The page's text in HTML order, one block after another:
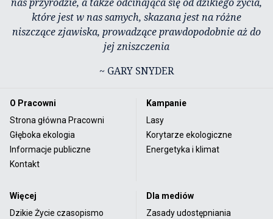
które jest w nas samych, skazana jest na różne
niszczące zjawiska, prowadzące prawdopodobnie aż do
jej zniszczenia
~ GARY SNYDER
O Pracowni
Strona główna Pracowni
Głęboka ekologia
Informacje publiczne
Kontakt
Kampanie
Lasy
Korytarze ekologiczne
Energetyka i klimat
Więcej
Dzikie Życie czasopismo
Dla mediów
Zasady udostępniania